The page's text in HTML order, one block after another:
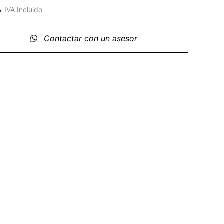
IVA Incluido
Contactar con un asesor